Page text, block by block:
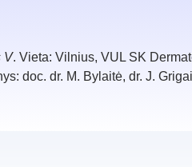
V. Vieta: Vilnius, VUL SK
doc. dr. M. Bylaitė, dr. J.